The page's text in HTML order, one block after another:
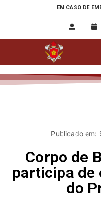
EM CASO DE
Publicado em:
Corpo de
participa de
do